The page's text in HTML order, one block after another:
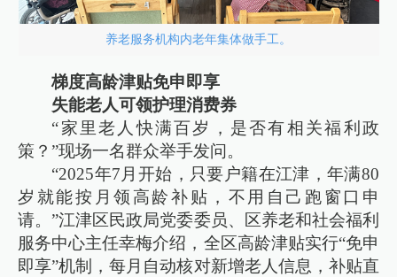
养老服务机构内老年集体做手工。
梯度高龄津贴免申即享
失能老人可领护理消费券
“家里老人快满百岁，是否有相关福利政
策？”现场一名群众举手发问。
“2025年7月开始，只要户籍在江津，年满80
岁就能按月领高龄补贴，不用自己跑窗口申
请。”江津区民政局党委委员、区养老和社会福利
服务中心主任幸梅介绍，全区高龄津贴实行“免申
即享”机制，每月自动核对新增老人信息，补贴直